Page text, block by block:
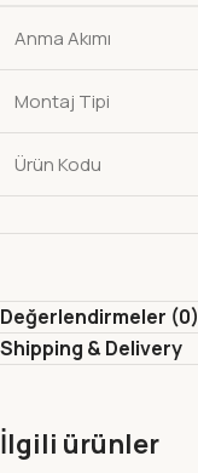
Anma Akımı
Montaj Tipi
Ürün Kodu
Değerlendirmeler (0)
Shipping & Delivery
İlgili ürünler